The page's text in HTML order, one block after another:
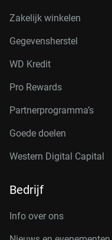
Zakelijk winkelen
Gegevensherstel
WD Kredit
Pro Rewards
Partnerprogramma’s
Goede doelen
Western Digital Capital
Bedrijf
Info over ons